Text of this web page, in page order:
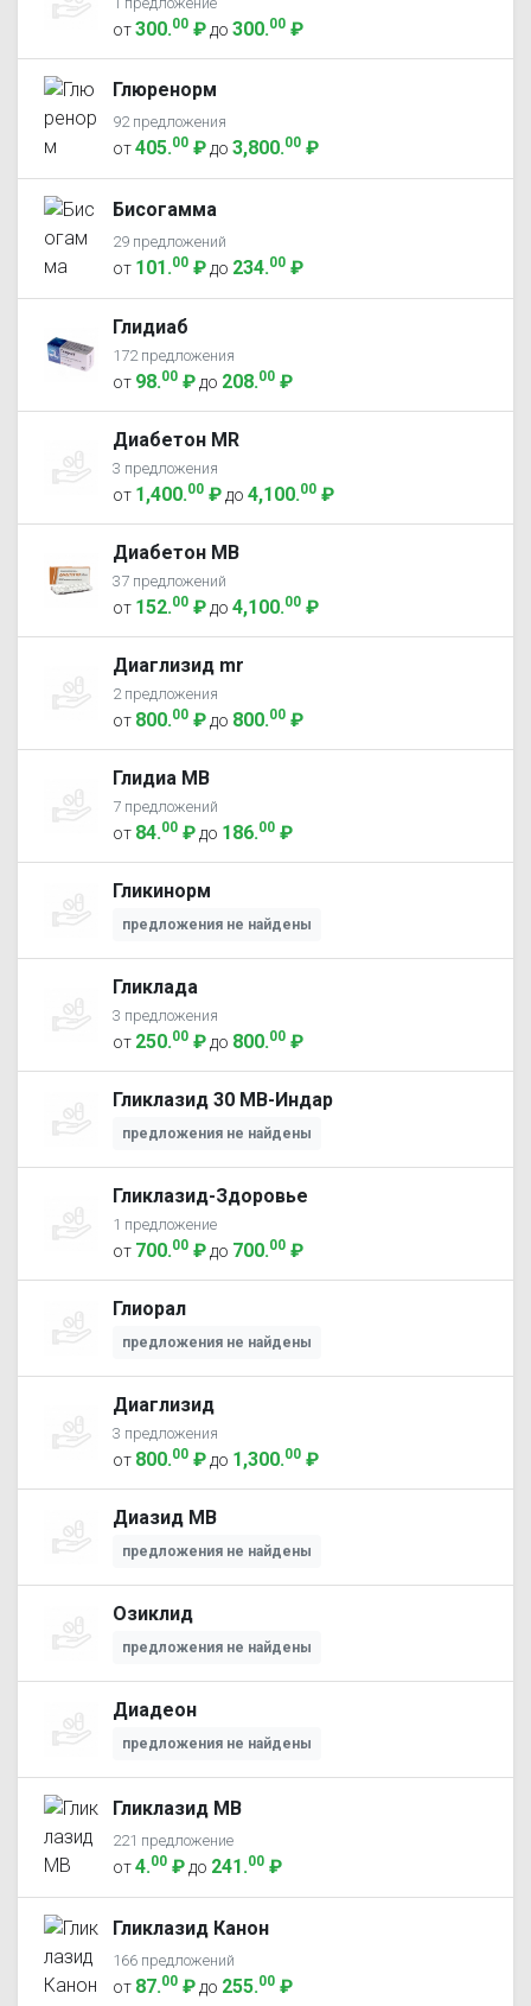
от300.00 ₽ до 300.00 ₽
Глюренорм
92 предложения
от405.00 ₽ до 3,800.00 ₽
Бисогамма
29 предложений
от 101.00 ₽ до 234.00 ₽
Глидиаб
172 предложения
от 98.00 ₽ до 208.00 ₽
Диабетон MR
3 предложения
от 1,400.00 ₽ до 4,100.00 ₽
Диабетон МВ
37 предложений
от 152.00 ₽ до 4,100.00 ₽
Диаглизид mr
2 предложения
от 800.00 ₽ до 800.00 ₽
Глидиа МВ
7 предложений
от 84.00 ₽ до 186.00 ₽
Гликинорм
предложения не найдены
Гликлада
3 предложения
от 250.00 ₽ до 800.00 ₽
Гликлазид 30 МВ-Индар
предложения не найдены
Гликлазид-Здоровье
1 предложение
от 700.00 ₽ до 700.00 ₽
Глиорал
предложения не найдены
Диаглизид
3 предложения
от 800.00 ₽ до 1,300.00 ₽
Диазид МВ
предложения не найдены
Озиклид
предложения не найдены
Диадеон
предложения не найдены
Гликлазид МВ
221 предложение
от4.00 ₽ до 241.00 ₽
Гликлазид Канон
166 предложений
от 87.00 ₽ до 255.00 ₽